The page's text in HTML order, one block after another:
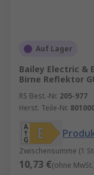
Auf Lager
Bailey Electric &
Birne Reflektor
RS Best.-Nr. 205-977
Herst. Teile-Nr.
Zwischensumme (1
10,73 €(ohne